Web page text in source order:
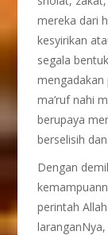
mereka dari
kesyirikan
segala
ma’ruf nahi
berupaya
berselisih
Dengan
perintah